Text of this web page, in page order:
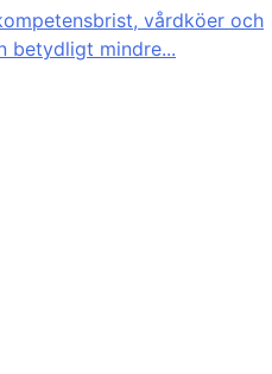
vårdköer och
betydligt mindre...